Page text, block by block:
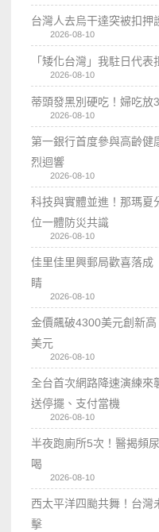
台灣人去烏干達突被扣押
2026-08-10
「矮化台灣」我駐日代
2026-08-10
蒂頭發黑別硬吃！婦吃
2026-08-10
第一銀行首度參與高齡健
烈迴響
2026-08-10
科技與實體並進！那瑪夏
位一體防災共識
2026-08-10
佳里佳里興郵局歡喜落
睛
2026-08-10
金價飆破4300美元創新
美元
2026-08-10
全台首次網路降速演練來
送停擺、支付當機
2026-08-10
半夜跑廁所5次！醫揭頻
喝
2026-08-10
西太平洋四颱共舞！台灣
擊